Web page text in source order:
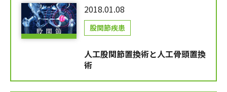
2018.01.08
股関節疾患
人工股関節置換術と人工骨頭置換
術